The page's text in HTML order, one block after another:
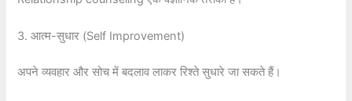
3. आत्म-सुधार (Self Improvement)
अपने व्यवहार और सोच में बदलाव लाकर रिश्ते सुधारे जा सकते हैं।